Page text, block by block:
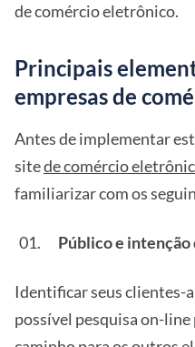
de comércio eletrônico.
Principais
empresas de
Antes de implementar
sitede comércio
familiarizar com os
Público e intenção
Identificar seus clientes-
possível pesquisa on-line